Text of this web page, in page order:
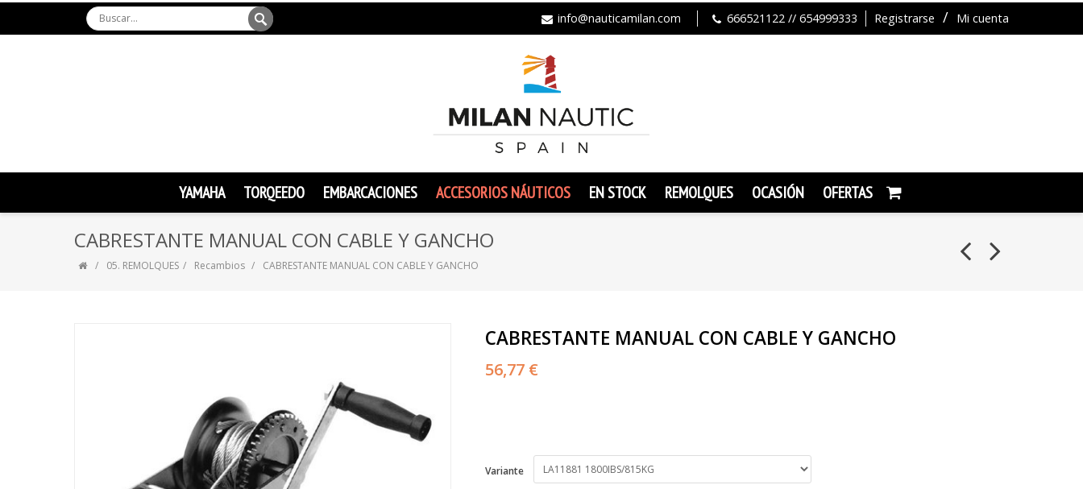
Registrarse Mi cuenta
info@nauticamilan.com 666521122 // 654999333
YAMAHA TORQEEDO EMBARCACIONES ACCESORIOS NÁUTICOS EN STOCK REMOLQUES OCASIÓN OFERTAS
CABRESTANTE MANUAL CON CABLE Y GANCHO
05. REMOLQUES Recambios CABRESTANTE MANUAL CON CABLE Y GANCHO
CABRESTANTE MANUAL CON CABLE Y GANCHO
56,77 €
Variante